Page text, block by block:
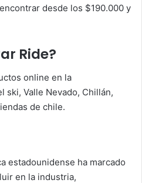
desde los $190.000 y
Ride?
online en la
ski, Valle Nevado, Chillán,
de chile.
estadounidense ha marcado
en la industria,